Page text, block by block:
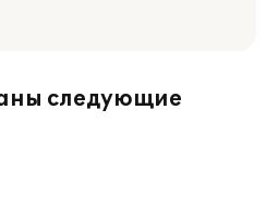
следующие